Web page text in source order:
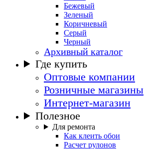
Бежевый
Зеленый
Коричневый
Серый
Черный
Архивный каталог
Где купить
Оптовые компании
Розничные магазины
Интернет-магазин
Полезное
Для ремонта
Как клеить обои
Расчет рулонов